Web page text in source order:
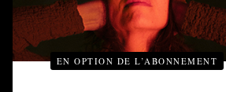
EN OPTION DE L’ABONNEMENT